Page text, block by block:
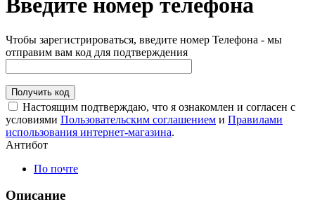
Введите номер телефона
Чтобы зарегистрироваться, введите номер Телефона - мы
отправим вам код для подтверждения
Получить код
Настоящим подтверждаю, что я ознакомлен и согласен с
условиями Пользовательским соглашением и Правилами
использования интернет-магазина.
Антибот
По почте
Описание